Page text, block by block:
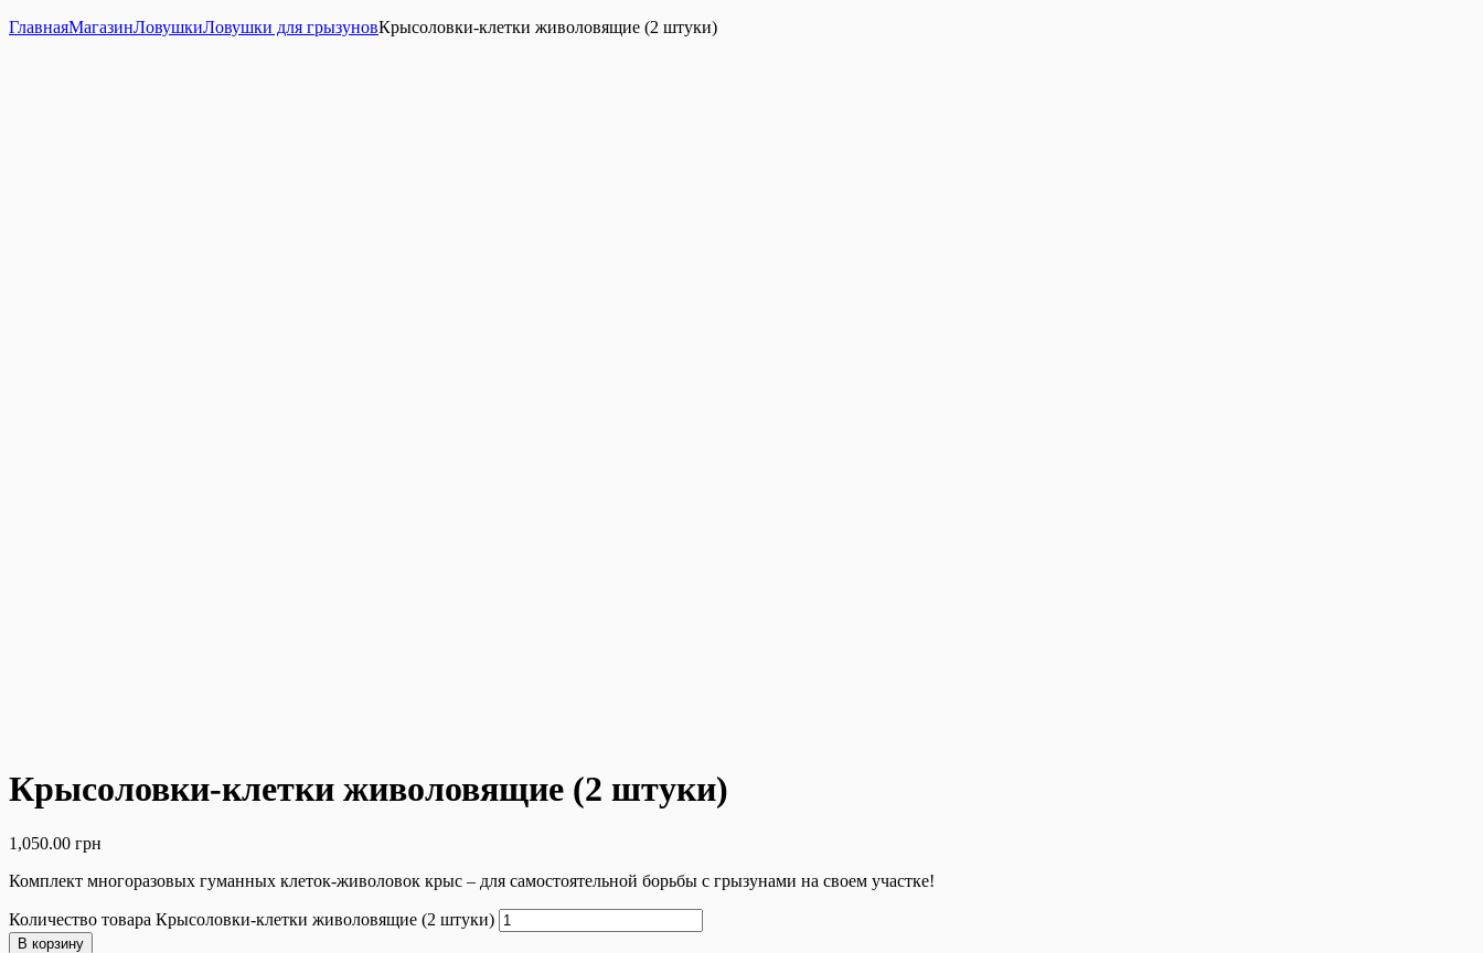
ГлавнаяМагазинЛовушкиЛовушки для грызуновКрысоловки-клетки живоловящие (2 штуки)
Крысоловки-клетки живоловящие (2 штуки)
1,050.00 грн
Комплект многоразовых гуманных клеток-живоловок крыс – для самостоятельной борьбы с грызунами на своем участке!
Количество товара Крысоловки-клетки живоловящие (2 штуки)
В корзину